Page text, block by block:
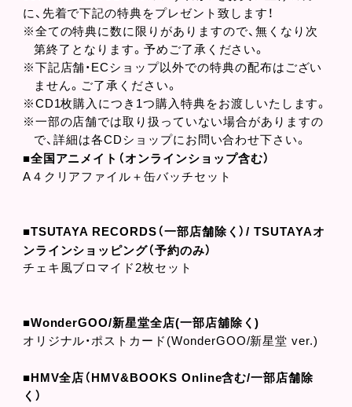
に、先着で下記の特典をプレゼント致します！
※全ての特典に数に限りがありますので、無くなり次
第終了となります。予めご了承ください。
※下記店舗・ECショップ以外での特典の配布はござい
ません。ご了承ください。
※CD1枚購入につき1つ購入特典をお渡しいたします。
※一部の店舗では取り扱っていない場合がありますの
で、詳細は各CDショップにお問い合わせ下さい。
■全国アニメイト（オンラインショップ含む）
A４クリアファイル＋缶バッチセット
■TSUTAYA RECORDS（一部店舗除く）/ TSUTAYAオ
ンラインショッピング（予約のみ）
チェキ風ブロマイド2枚セット
■WonderGOO/新星堂全店(一部店舖除く)
オリジナル・ポストカード(WonderGOO/新星堂 ver.)
■HMV全店（HMV&BOOKS Online含む/一部店舗除
く）